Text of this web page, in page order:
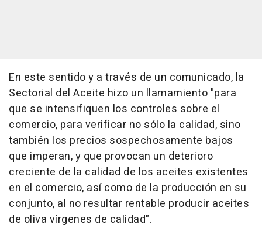
En este sentido y a través de un comunicado, la
Sectorial del Aceite hizo un llamamiento "para
que se intensifiquen los controles sobre el
comercio, para verificar no sólo la calidad, sino
también los precios sospechosamente bajos
que imperan, y que provocan un deterioro
creciente de la calidad de los aceites existentes
en el comercio, así como de la producción en su
conjunto, al no resultar rentable producir aceites
de oliva vírgenes de calidad".